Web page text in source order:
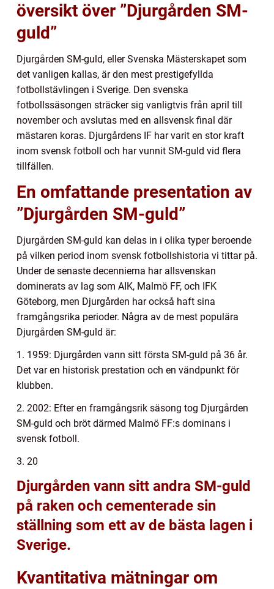
översikt över ”Djurgården SM-
guld”
Djurgården SM-guld, eller Svenska Mästerskapet som
det vanligen kallas, är den mest prestigefyllda
fotbollstävlingen i Sverige. Den svenska
fotbollssäsongen sträcker sig vanligtvis från april till
november och avslutas med en allsvensk final där
mästaren koras. Djurgårdens IF har varit en stor kraft
inom svensk fotboll och har vunnit SM-guld vid flera
tillfällen.
En omfattande presentation av
”Djurgården SM-guld”
Djurgården SM-guld kan delas in i olika typer beroende
på vilken period inom svensk fotbollshistoria vi tittar på.
Under de senaste decennierna har allsvenskan
dominerats av lag som AIK, Malmö FF, och IFK
Göteborg, men Djurgården har också haft sina
framgångsrika perioder. Några av de mest populära
Djurgården SM-guld är:
1. 1959: Djurgården vann sitt första SM-guld på 36 år.
Det var en historisk prestation och en vändpunkt för
klubben.
2. 2002: Efter en framgångsrik säsong tog Djurgården
SM-guld och bröt därmed Malmö FF:s dominans i
svensk fotboll.
3. 20
Djurgården vann sitt andra SM-guld
på raken och cementerade sin
ställning som ett av de bästa lagen i
Sverige.
Kvantitativa mätningar om